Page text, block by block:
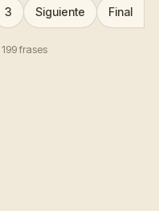
3 Siguiente Final
frases